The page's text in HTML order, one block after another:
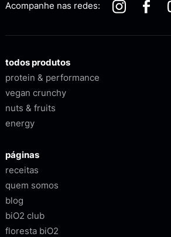
Acompanhe nas redes:
todos produtos
protein & performance
vegan crunchy
nuts & fruits
energy
páginas
receitas
quem somos
blog
biO2 club
floresta biO2